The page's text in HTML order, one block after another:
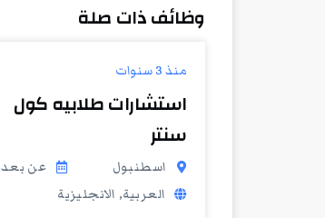
وظائف ذات صلة
منذ 3 سنوات
استشارات طلابيه كول
سنتر
اسطنبول
عن بعد
العربية, الانجليزية